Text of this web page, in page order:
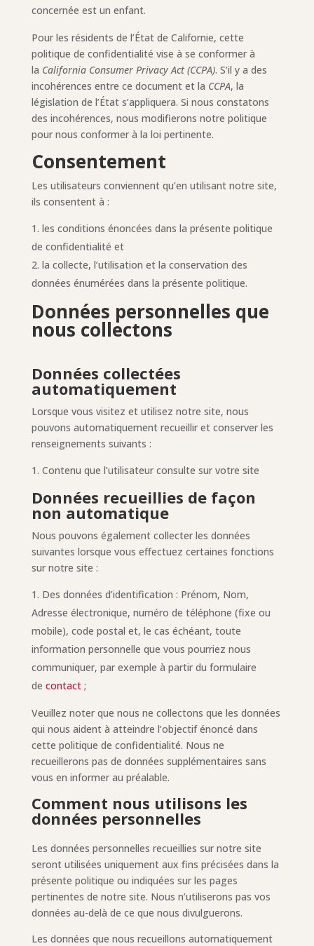
concernée est un enfant.
Pour les résidents de l’État de Californie, cette
politique de confidentialité vise à se conformer à
la California Consumer Privacy Act (CCPA). S’il y a des
incohérences entre ce document et la CCPA, la
législation de l’État s’appliquera. Si nous constatons
des incohérences, nous modifierons notre politique
pour nous conformer à la loi pertinente.
Consentement
Les utilisateurs conviennent qu’en utilisant notre site,
ils consentent à :
les conditions énoncées dans la présente politique
de confidentialité et
la collecte, l’utilisation et la conservation des
données énumérées dans la présente politique.
Données personnelles que
nous collectons
Données collectées
automatiquement
Lorsque vous visitez et utilisez notre site, nous
pouvons automatiquement recueillir et conserver les
renseignements suivants :
Contenu que l’utilisateur consulte sur votre site
Données recueillies de façon
non automatique
Nous pouvons également collecter les données
suivantes lorsque vous effectuez certaines fonctions
sur notre site :
Des données d’identification : Prénom, Nom,
Adresse électronique, numéro de téléphone (fixe ou
mobile), code postal et, le cas échéant, toute
information personnelle que vous pourriez nous
communiquer, par exemple à partir du formulaire
de contact;
Veuillez noter que nous ne collectons que les données
qui nous aident à atteindre l’objectif énoncé dans
cette politique de confidentialité. Nous ne
recueillerons pas de données supplémentaires sans
vous en informer au préalable.
Comment nous utilisons les
données personnelles
Les données personnelles recueillies sur notre site
seront utilisées uniquement aux fins précisées dans la
présente politique ou indiquées sur les pages
pertinentes de notre site. Nous n’utiliserons pas vos
données au-delà de ce que nous divulguerons.
Les données que nous recueillons automatiquement